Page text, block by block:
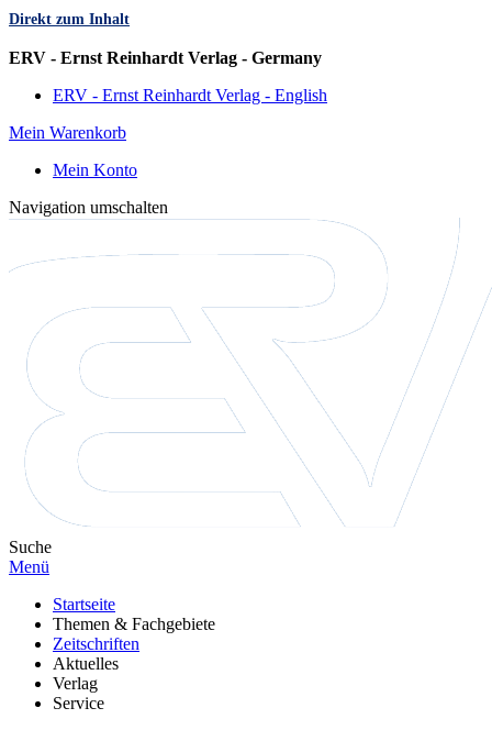
Direkt zum Inhalt
ERV - Ernst Reinhardt Verlag - Germany
ERV - Ernst Reinhardt Verlag - English
Mein Warenkorb
Mein Konto
Navigation umschalten
Suche
Menü
Startseite
Themen & Fachgebiete
Zeitschriften
Aktuelles
Verlag
Service